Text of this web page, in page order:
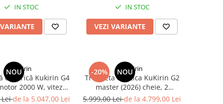
IN STOC IN STOC
VEZI VARIANTE
NOU
KuKirin
electrică Kukirin G4
2000 W, viteză
70 km/h, baterie cu
Leide la 5.047,00 Lei
-20% NOU
KuKirin
Trotineta electica KuKirin G2
master (2026) cheie, 2
motoare 2*1000W, Autonomie
5.999,00 Leide la 4.799,00 Lei